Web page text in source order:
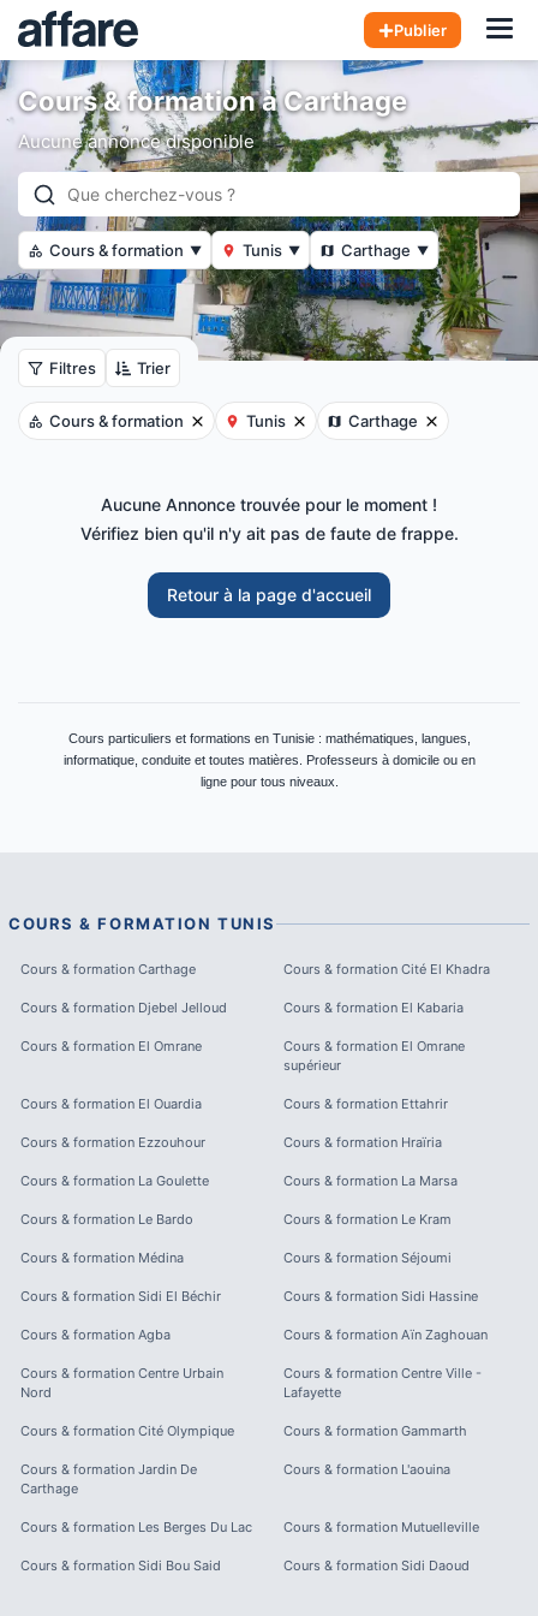
Publier
Cours & formation à Carthage
Aucune annonce disponible
Cours & formation ▼ Tunis ▼ Carthage ▼
Filtres Trier
Cours & formation Tunis Carthage
Aucune Annonce trouvée pour le moment !
Vérifiez bien qu'il n'y ait pas de faute de frappe.
Retour à la page d'accueil
Cours particuliers et formations en Tunisie : mathématiques, langues,
informatique, conduite et toutes matières. Professeurs à domicile ou en
ligne pour tous niveaux.
COURS & FORMATION TUNIS
Cours & formation Carthage Cours & formation Cité El Khadra
Cours & formation Djebel Jelloud Cours & formation El Kabaria
Cours & formation El Omrane Cours & formation El Omrane
supérieur
Cours & formation El Ouardia Cours & formation Ettahrir
Cours & formation Ezzouhour Cours & formation Hraïria
Cours & formation La Goulette Cours & formation La Marsa
Cours & formation Le Bardo Cours & formation Le Kram
Cours & formation Médina Cours & formation Séjoumi
Cours & formation Sidi El Béchir Cours & formation Sidi Hassine
Cours & formation Agba Cours & formation Aïn Zaghouan
Cours & formation Centre Urbain
Nord
Cours & formation Centre Ville -
Lafayette
Cours & formation Cité Olympique Cours & formation Gammarth
Cours & formation Jardin De
Carthage
Cours & formation L'aouina
Cours & formation Les Berges Du Lac Cours & formation Mutuelleville
Cours & formation Sidi Bou Said Cours & formation Sidi Daoud